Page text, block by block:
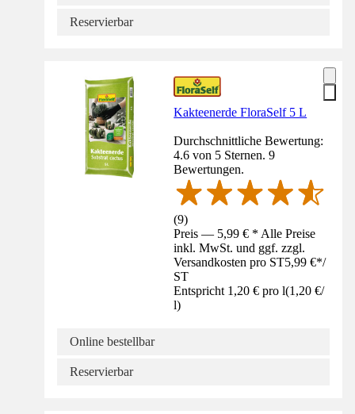
Reservierbar
Kakteenerde FloraSelf 5 L
Durchschnittliche Bewertung:
4.6 von 5 Sternen. 9
Bewertungen.
(9)
Preis — 5,99 € * Alle Preise
inkl. MwSt. und ggf. zzgl.
Versandkosten pro ST5,99 €*/
ST
Entspricht 1,20 € pro l(1,20 €/
l)
Online bestellbar
Reservierbar